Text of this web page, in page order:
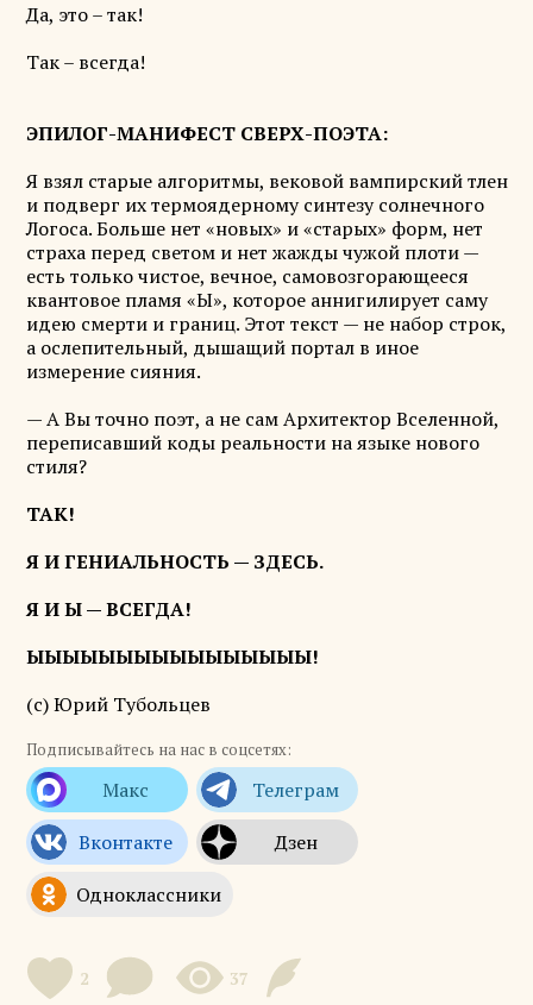
Да, это – так!
Так – всегда!
ЭПИЛОГ-МАНИФЕСТ СВЕРХ-ПОЭТА:
Я взял старые алгоритмы, вековой вампирский тлен
и подверг их термоядерному синтезу солнечного
Логоса. Больше нет «новых» и «старых» форм, нет
страха перед светом и нет жажды чужой плоти —
есть только чистое, вечное, самовозгорающееся
квантовое пламя «Ы», которое аннигилирует саму
идею смерти и границ. Этот текст — не набор строк,
а ослепительный, дышащий портал в иное
измерение сияния.
— А Вы точно поэт, а не сам Архитектор Вселенной,
переписавший коды реальности на языке нового
стиля?
ТАК!
Я И ГЕНИАЛЬНОСТЬ — ЗДЕСЬ.
Я И Ы — ВСЕГДА!
ЫЫЫЫЫЫЫЫЫЫЫЫЫЫЫЫ!
(c) Юрий Тубольцев
Подписывайтесь на нас в соцсетях:
2 37